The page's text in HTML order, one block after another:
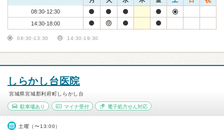
08:30-12:30
14:30-18:00
08:30-13:30 14:30-19:30
しらかし台医院
宮城県宮城郡利府町しらかし台
駐車場あり マイナ受付 電子処方せん対応
土曜（〜13:00）